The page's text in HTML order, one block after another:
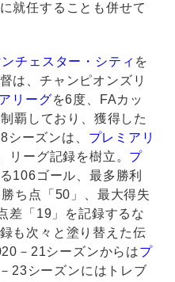
就任することも併せて
ンチェスター・シティ を
は、チャンピオンズリ
リーグを6度、FAカッ
覇しており、獲得した
ーズンは、 プレミアリ
リーグ記録を樹立。 プ
106ゴール、最多勝利
ち点「50」、最大得失
差「19」を記録するな
も次々と塗り替えた伝
－21シーズンからはプ
23シーズンにはトレブ